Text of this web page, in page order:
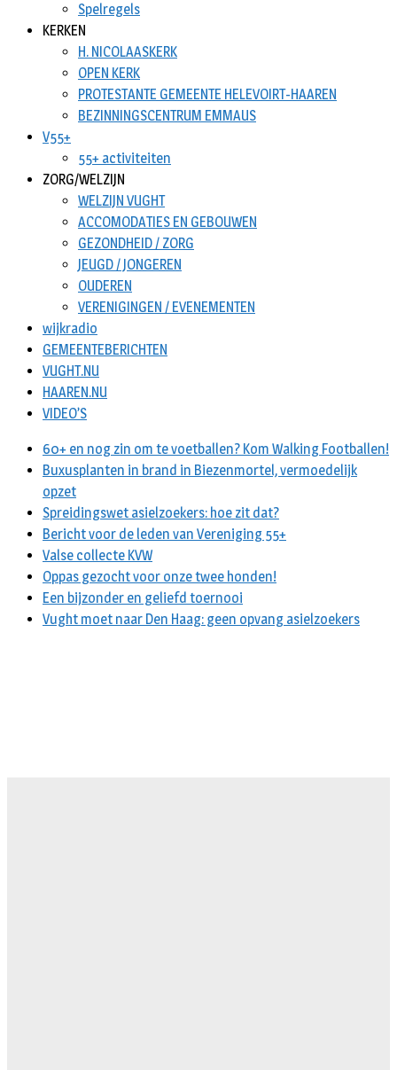
Spelregels
KERKEN
H. NICOLAASKERK
OPEN KERK
PROTESTANTE GEMEENTE HELEVOIRT-HAAREN
BEZINNINGSCENTRUM EMMAUS
V55+
55+ activiteiten
ZORG/WELZIJN
WELZIJN VUGHT
ACCOMODATIES EN GEBOUWEN
GEZONDHEID / ZORG
JEUGD / JONGEREN
OUDEREN
VERENIGINGEN / EVENEMENTEN
wijkradio
GEMEENTEBERICHTEN
VUGHT.NU
HAAREN.NU
VIDEO’S
60+ en nog zin om te voetballen? Kom Walking Footballen!
Buxusplanten in brand in Biezenmortel, vermoedelijk
opzet
Spreidingswet asielzoekers: hoe zit dat?
Bericht voor de leden van Vereniging 55+
Valse collecte KVW
Oppas gezocht voor onze twee honden!
Een bijzonder en geliefd toernooi
Vught moet naar Den Haag: geen opvang asielzoekers